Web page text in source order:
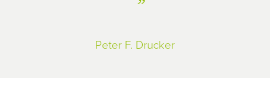
Peter F. Drucker